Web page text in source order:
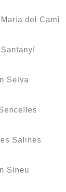
del Camí
Selva
Salines
Sineu